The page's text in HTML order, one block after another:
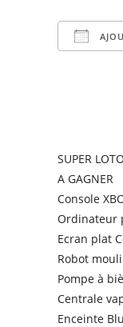
SUPER LOTO
A GAGNER
Console
Ordinateur
Ecran plat
Robot
Pompe à
Centrale
Enceinte